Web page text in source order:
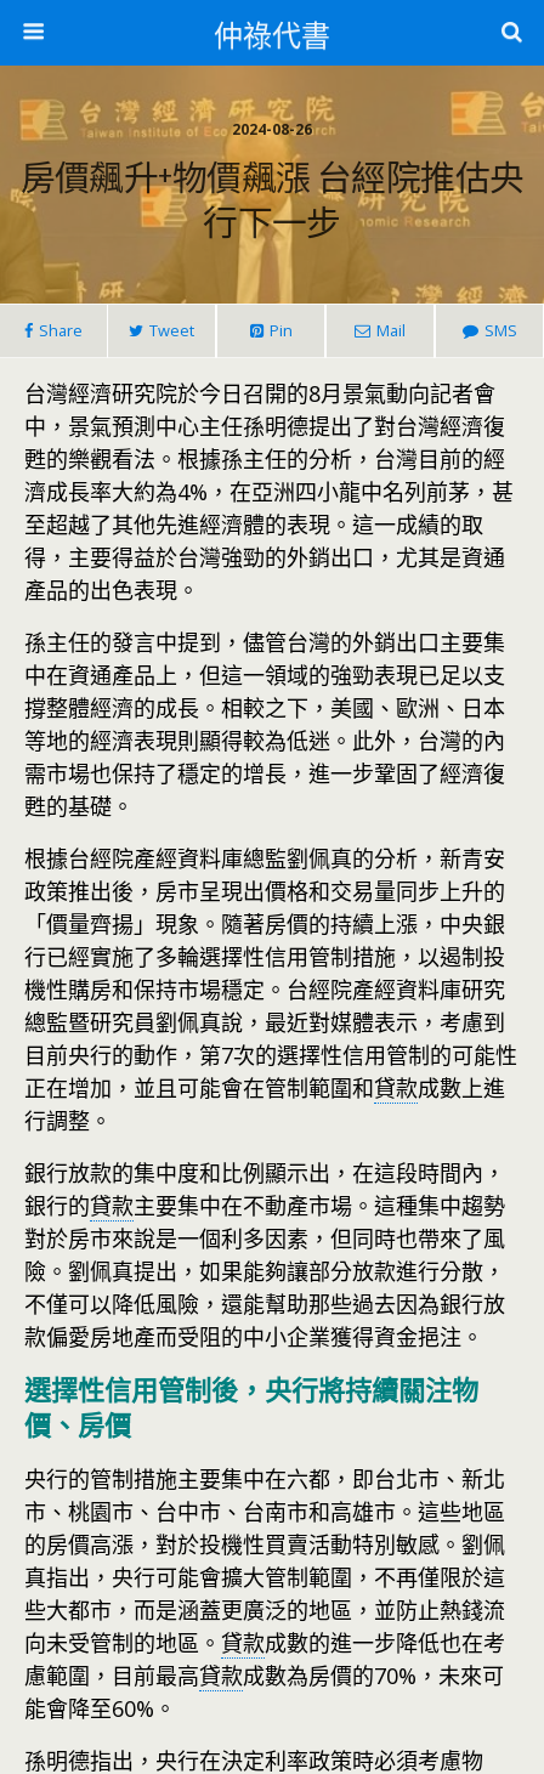
仲祿代書
2024-08-26
房價飆升+物價飆漲 台經院推估央
行下一步
Share Tweet Pin Mail SMS
台灣經濟研究院於今日召開的8月景氣動向記者會
中，景氣預測中心主任孫明德提出了對台灣經濟復
甦的樂觀看法。根據孫主任的分析，台灣目前的經
濟成長率大約為4%，在亞洲四小龍中名列前茅，甚
至超越了其他先進經濟體的表現。這一成績的取
得，主要得益於台灣強勁的外銷出口，尤其是資通
產品的出色表現。
孫主任的發言中提到，儘管台灣的外銷出口主要集
中在資通產品上，但這一領域的強勁表現已足以支
撐整體經濟的成長。相較之下，美國、歐洲、日本
等地的經濟表現則顯得較為低迷。此外，台灣的內
需市場也保持了穩定的增長，進一步鞏固了經濟復
甦的基礎。
根據台經院產經資料庫總監劉佩真的分析，新青安
政策推出後，房市呈現出價格和交易量同步上升的
「價量齊揚」現象。隨著房價的持續上漲，中央銀
行已經實施了多輪選擇性信用管制措施，以遏制投
機性購房和保持市場穩定。台經院產經資料庫研究
總監暨研究員劉佩真說，最近對媒體表示，考慮到
目前央行的動作，第7次的選擇性信用管制的可能性
正在增加，並且可能會在管制範圍和貸款成數上進
行調整。
銀行放款的集中度和比例顯示出，在這段時間內，
銀行的貸款主要集中在不動產市場。這種集中趨勢
對於房市來說是一個利多因素，但同時也帶來了風
險。劉佩真提出，如果能夠讓部分放款進行分散，
不僅可以降低風險，還能幫助那些過去因為銀行放
款偏愛房地產而受阻的中小企業獲得資金挹注。
選擇性信用管制後，央行將持續關注物
價、房價
央行的管制措施主要集中在六都，即台北市、新北
市、桃園市、台中市、台南市和高雄市。這些地區
的房價高漲，對於投機性買賣活動特別敏感。劉佩
真指出，央行可能會擴大管制範圍，不再僅限於這
些大都市，而是涵蓋更廣泛的地區，並防止熱錢流
向未受管制的地區。 貸款成數的進一步降低也在考
慮範圍，目前最高貸款成數為房價的70%，未來可
能會降至60%。
孫明德指出，央行在決定利率政策時必須考慮物